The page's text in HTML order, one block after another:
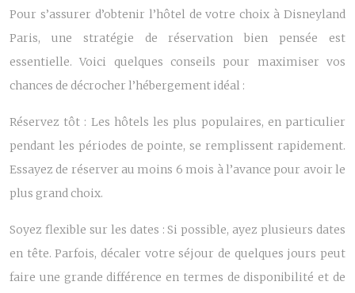
Pour s’assurer d’obtenir l’hôtel de votre choix à Disneyland
Paris, une stratégie de réservation bien pensée est
essentielle. Voici quelques conseils pour maximiser vos
chances de décrocher l’hébergement idéal :
Réservez tôt : Les hôtels les plus populaires, en particulier
pendant les périodes de pointe, se remplissent rapidement.
Essayez de réserver au moins 6 mois à l’avance pour avoir le
plus grand choix.
Soyez flexible sur les dates : Si possible, ayez plusieurs dates
en tête. Parfois, décaler votre séjour de quelques jours peut
faire une grande différence en termes de disponibilité et de